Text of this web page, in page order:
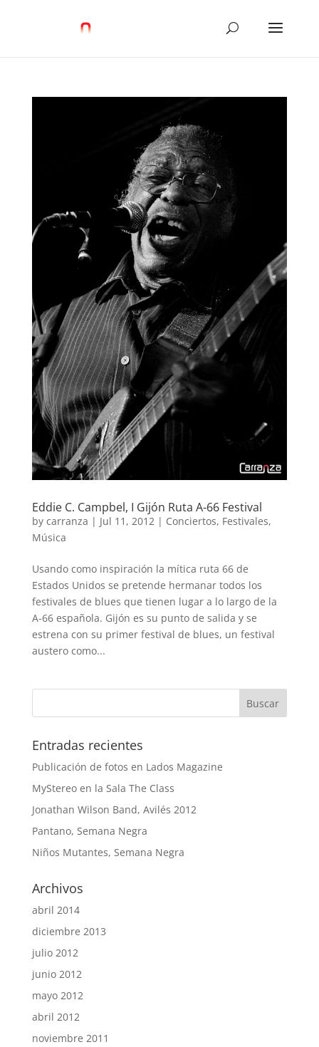
Eddie C. Campbel, I Gijón Ruta A-66 Festival
by carranza | Jul 11, 2012| Conciertos, Festivales,
Música
Usando como inspiración la mítica ruta 66 de
Estados Unidos se pretende hermanar todos los
festivales de blues que tienen lugar a lo largo de la
A-66 española. Gijón es su punto de salida y se
estrena con su primer festival de blues, un festival
austero como...
Entradas recientes
Publicación de fotos en Lados Magazine
MyStereo en la Sala The Class
Jonathan Wilson Band, Avilés 2012
Pantano, Semana Negra
Niños Mutantes, Semana Negra
Archivos
abril 2014
diciembre 2013
julio 2012
junio 2012
mayo 2012
abril 2012
noviembre 2011